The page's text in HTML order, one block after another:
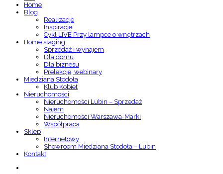
Home
Blog
Realizacje
Inspiracje
Cykl LIVE Przy lampce o wnętrzach
Home staging
Sprzedaż i wynajem
Dla domu
Dla biznesu
Prelekcje, webinary
Miedziana Stodoła
Klub Kobiet
Nieruchomości
Nieruchomości Lubin – Sprzedaż
Najem
Nieruchomości Warszawa-Marki
Współpraca
Sklep
Internetowy
Showroom Miedziana Stodoła – Lubin
Kontakt